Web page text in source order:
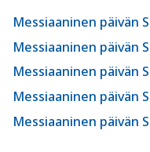
Messiaaninen päivän
Messiaaninen päivän
Messiaaninen päivän
Messiaaninen päivän
Messiaaninen päivän